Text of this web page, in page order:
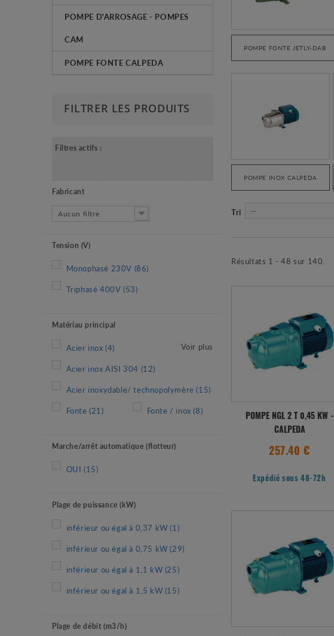
POMPE D'ARROSAGE - POMPES
CAM
POMPE FONTE CALPEDA
FILTRER LES PRODUITS
Filtres actifs :
Fabricant
Aucun filtre
Tension (V)
Monophasé 230V (86)
Triphasé 400V (53)
Matériau principal
Acier inox (4)
Acier inox AISI 304 (12)
Acier inoxydable/ technopolymère (15)
Fonte (21) Fonte / inox (8)
Voir plus
Marche/arrêt automatique (flotteur)
OUI (15)
Plage de puissance (kW)
inférieur ou égal à 0,37 kW (1)
inférieur ou égal à 0,75 kW (29)
inférieur ou égal à 1,1 kW (25)
inférieur ou égal à 1,5 kW (15)
Plage de débit (m3/h)
POMPE FONTE JETLY-DAB
POMPE INOX CALPEDA
Tri --
Résultats 1 - 48 sur 140.
POMPE NGL 2 T 0,45 KW -
CALPEDA
257.40 €
Expédié sous 48-72h